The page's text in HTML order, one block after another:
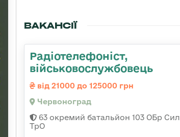
ВАКАНСІЇ
Радіотелефоніст,
військовослужбовець
від 21000 до 125000 грн
Червоноград
63 окремий батальйон 103 ОБр Сил
ТрО